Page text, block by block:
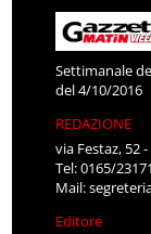
Settimanale
del 4/10/2016
REDAZIONE
via Festaz, 52
Tel: 0165/
Mail:
Editore